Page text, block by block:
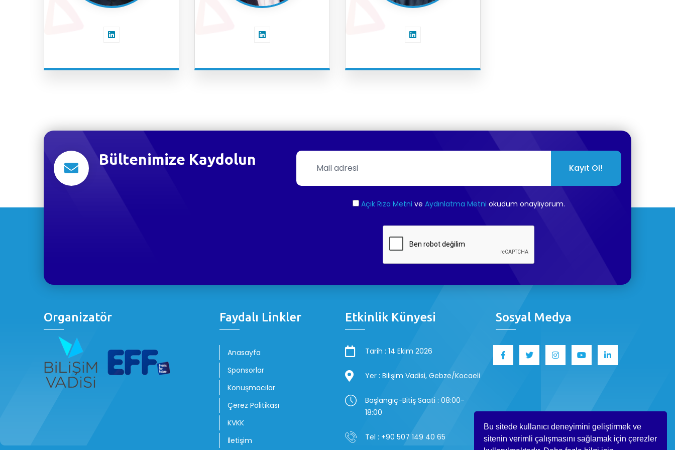
Bu sitede kullanıcı deneyimini geliştirmek ve
sitenin verimli çalışmasını sağlamak için çerezler
Bültenimize Kaydolun
Kayıt Ol!
Açık Rıza Metni veAydınlatma Metni okudum onaylıyorum.
Organizatör Faydalı Linkler
Anasayfa
Sponsorlar
Konuşmacılar
Çerez Politikası
KVKK
İletişim
Etkinlik Künyesi
Tarih : 14 Ekim 2026
Yer : Bilişim Vadisi, Gebze/Kocaeli
Başlangıç-Bitiş Saati : 08:00-
18:00
Tel : +90 507 149 40 65
Sosyal Medya